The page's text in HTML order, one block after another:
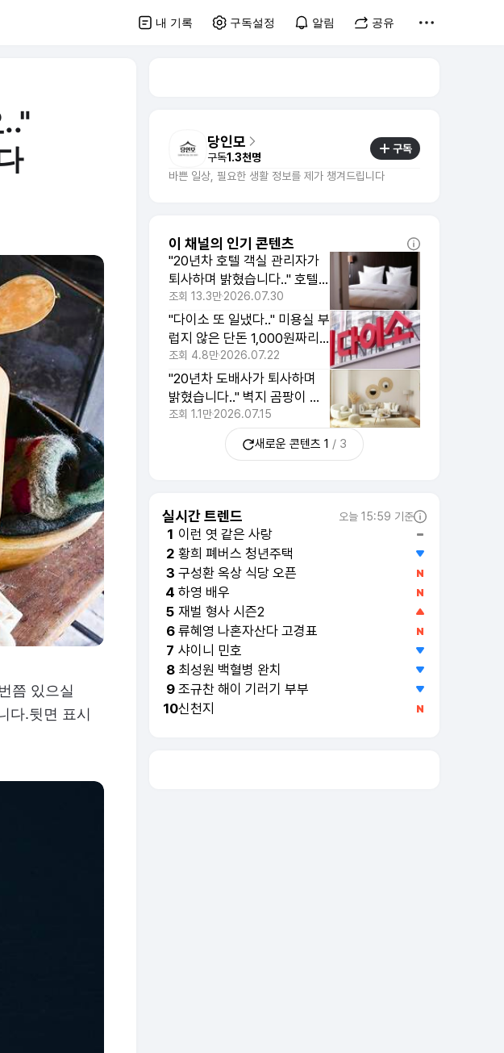
내 기록 구독설정 알림 공유
쯤 있으실
다.뒷면 표시
당인모
구독1.3천명
구독
바쁜 일상, 필요한 생활 정보를 제가 챙겨드립니다
이 채널의 인기 콘텐츠
"20년차 호텔 객실 관리자가
퇴사하며 밝혔습니다.." 호텔
방에서 냄새가 안 나는 이유
조회 13.3만2026.07.30
"다이소 또 일냈다.." 미용실 부
럽지 않은 단돈 1,000원짜리
여름 헤어템 3가지
조회 4.8만2026.07.22
"20년차 도배사가 퇴사하며
밝혔습니다.." 벽지 곰팡이 부
르는 행동 3가지
조회 1.1만2026.07.15
새로운 콘텐츠 1 / 3
실시간 트렌드 오늘 15:59 기준
1 이런 엿 같은 사랑
2 황희 폐버스 청년주택
3 구성환 옥상 식당 오픈
4 하영 배우
5 재벌 형사 시즌2
6 류혜영 나혼자산다 고경표
7 샤이니 민호
8 최성원 백혈병 완치
9 조규찬 해이 기러기 부부
10신천지